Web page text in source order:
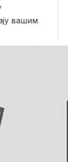
вашим